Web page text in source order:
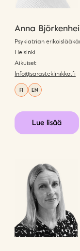
Anna
Psykiatrian
Helsinki
Aikuiset
Info@sarasteklinikka.fi
FI EN
Lue lisää